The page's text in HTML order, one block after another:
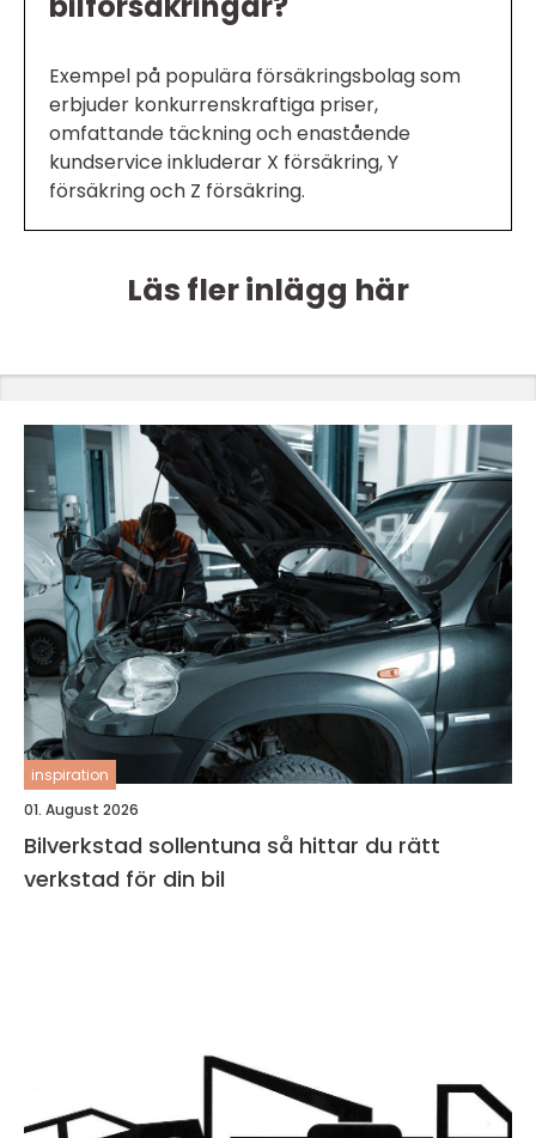
Exempel på populära försäkringsbolag som
erbjuder konkurrenskraftiga priser,
omfattande täckning och enastående
kundservice inkluderar X försäkring, Y
försäkring och Z försäkring.
Läs fler inlägg här
inspiration
01. August 2026
Bilverkstad sollentuna så hittar du rätt
verkstad för din bil